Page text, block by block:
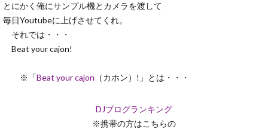
とにかく俺にサンプル機とカメラを渡して
毎日Youtubeに上げさせてくれ。
それでは・・・
Beat your cajon!
※「Beat your cajon （カホン）!」とは・・・
DJブログランキング
※携帯の方はこちらの